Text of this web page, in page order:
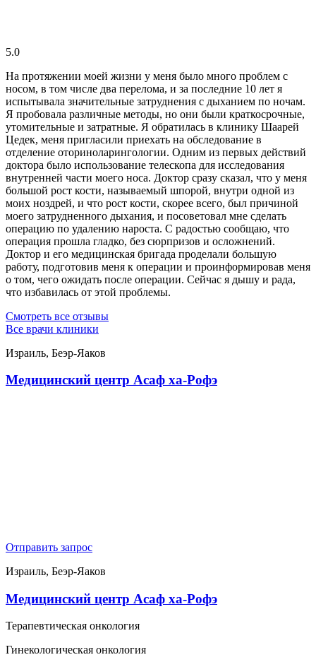
5.0
На протяжении моей жизни у меня было много проблем с
носом, в том числе два перелома, и за последние 10 лет я
испытывала значительные затруднения с дыханием по ночам.
Я пробовала различные методы, но они были краткосрочные,
утомительные и затратные. Я обратилась в клинику Шаарей
Цедек, меня пригласили приехать на обследование в
отделение оториноларингологии. Одним из первых действий
доктора было использование телескопа для исследования
внутренней части моего носа. Доктор сразу сказал, что у меня
большой рост кости, называемый шпорой, внутри одной из
моих ноздрей, и что рост кости, скорее всего, был причиной
моего затрудненного дыхания, и посоветовал мне сделать
операцию по удалению нароста. С радостью сообщаю, что
операция прошла гладко, без сюрпризов и осложнений.
Доктор и его медицинская бригада проделали большую
работу, подготовив меня к операции и проинформировав меня
о том, чего ожидать после операции. Сейчас я дышу и рада,
что избавилась от этой проблемы.
Смотреть все отзывы
Все врачи клиники
Израиль, Беэр-Яаков
Медицинский центр Асаф ха-Рофэ
Отправить запрос
Израиль, Беэр-Яаков
Медицинский центр Асаф ха-Рофэ
Терапевтическая онкология
Гинекологическая онкология